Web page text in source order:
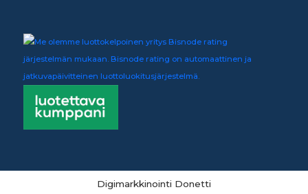
Digimarkkinointi Donetti